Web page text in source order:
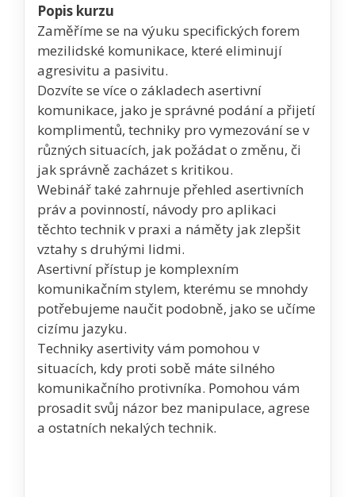
Popis kurzu
Zaměříme se na výuku specifických forem
mezilidské komunikace, které eliminují
agresivitu a pasivitu.
Dozvíte se více o základech asertivní
komunikace, jako je správné podání a přijetí
komplimentů, techniky pro vymezování se v
různých situacích, jak požádat o změnu, či
jak správně zacházet s kritikou.
Webinář také zahrnuje přehled asertivních
práv a povinností, návody pro aplikaci
těchto technik v praxi a náměty jak zlepšit
vztahy s druhými lidmi.
Asertivní přístup je komplexním
komunikačním stylem, kterému se mnohdy
potřebujeme naučit podobně, jako se učíme
cizímu jazyku.
Techniky asertivity vám pomohou v
situacích, kdy proti sobě máte silného
komunikačního protivníka. Pomohou vám
prosadit svůj názor bez manipulace, agrese
a ostatních nekalých technik.